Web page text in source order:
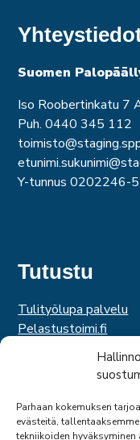
Parhaan kokemuksen
evästeitä,
tekniikoiden
Suomen
Iso Roobertinkatu 7
Puh. 0440 345 112
Y-tunnus 0202246-5
Tutustu
Tulityölupa palvelu
Pelastustoimi.fi
Hätäkeskuslaitos
Palosuojelurahasto
Suomen
SPEK